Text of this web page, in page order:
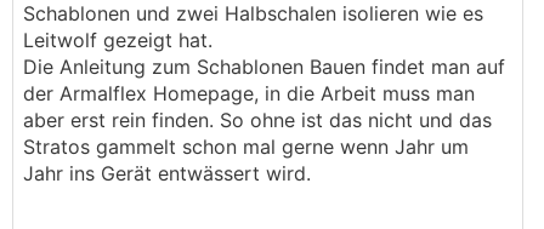
Schablonen und zwei Halbschalen isolieren wie es
Leitwolf gezeigt hat.
Die Anleitung zum Schablonen Bauen findet man auf
der Armalflex Homepage, in die Arbeit muss man
aber erst rein finden. So ohne ist das nicht und das
Stratos gammelt schon mal gerne wenn Jahr um
Jahr ins Gerät entwässert wird.